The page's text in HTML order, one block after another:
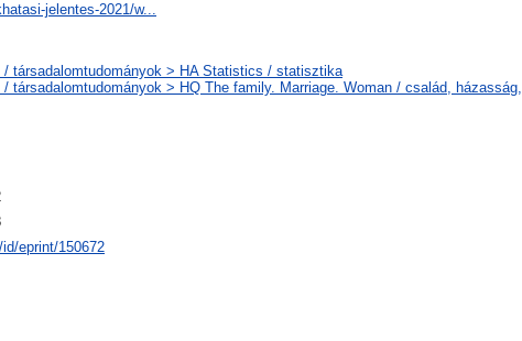
jelentes-2021/w...
/ társadalomtudományok > HA Statistics / statisztika
társadalomtudományok > HQ The family. Marriage. Woman / család, házasság,
eprint/150672